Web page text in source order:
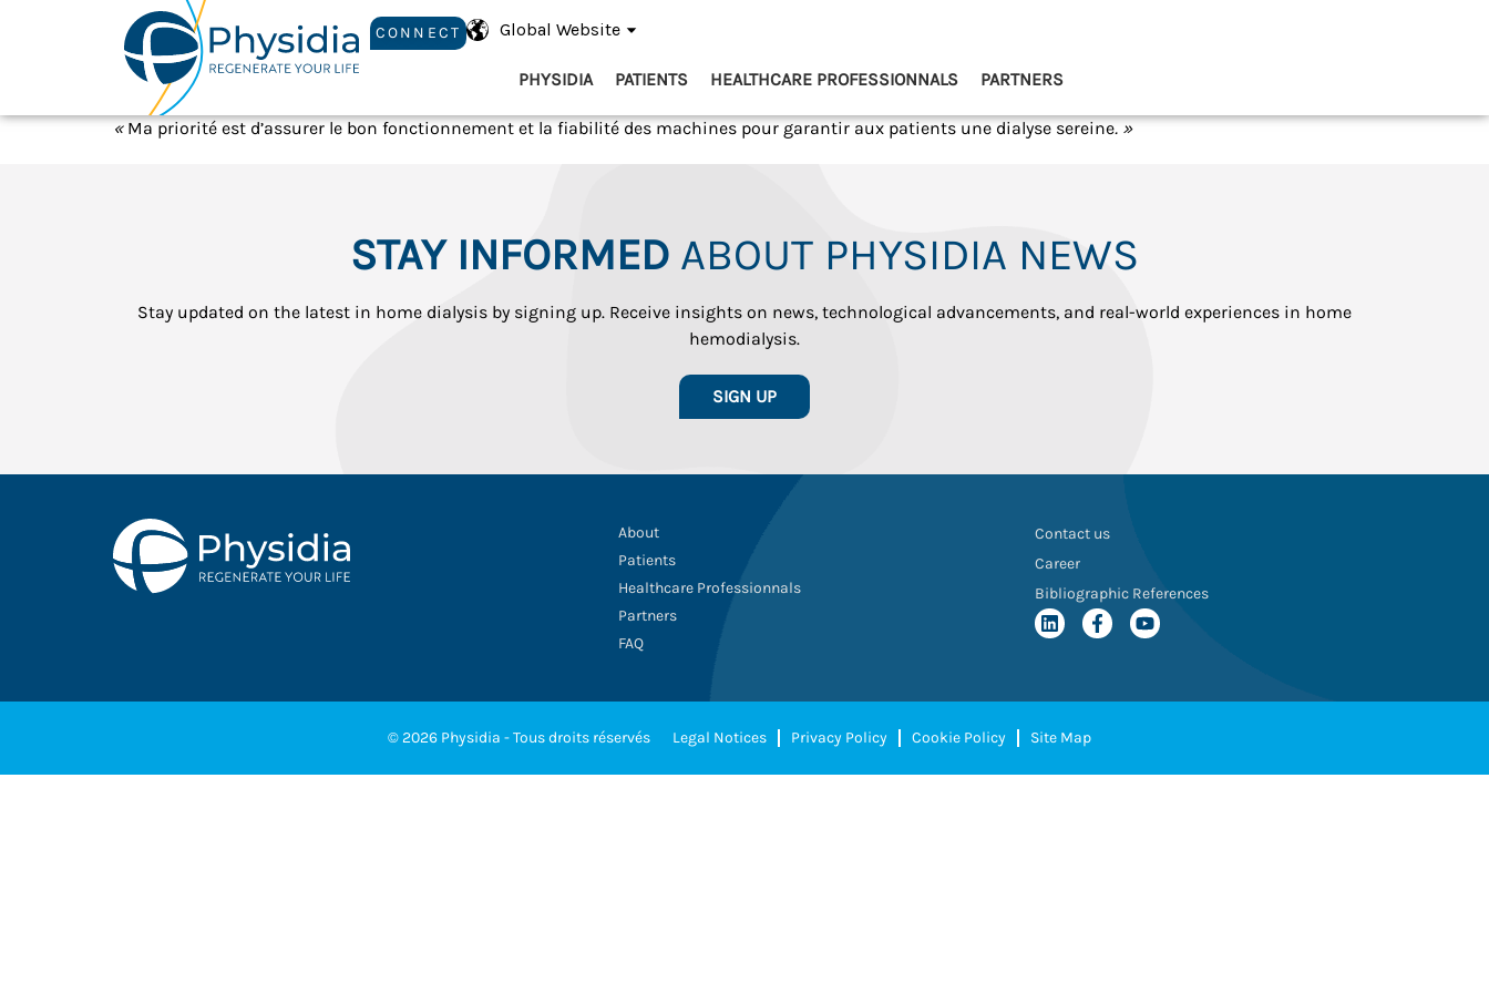
CONNECT Global Website
PHYSIDIA PATIENTS HEALTHCARE PROFESSIONNALS PARTNERS
«Ma priorité est d’assurer le bon fonctionnement et la fiabilité des machines pour garantir aux patients une dialyse sereine. »
STAY INFORMED ABOUT PHYSIDIA NEWS
Stay updated on the latest in home dialysis by signing up. Receive insights on news, technological advancements, and real-world experiences in home
hemodialysis.
SIGN UP
About
Patients
Healthcare Professionnals
Partners
FAQ
Contact us
Career
Bibliographic References
© 2026 Physidia - Tous droits réservés Legal Notices Privacy Policy Cookie Policy Site Map